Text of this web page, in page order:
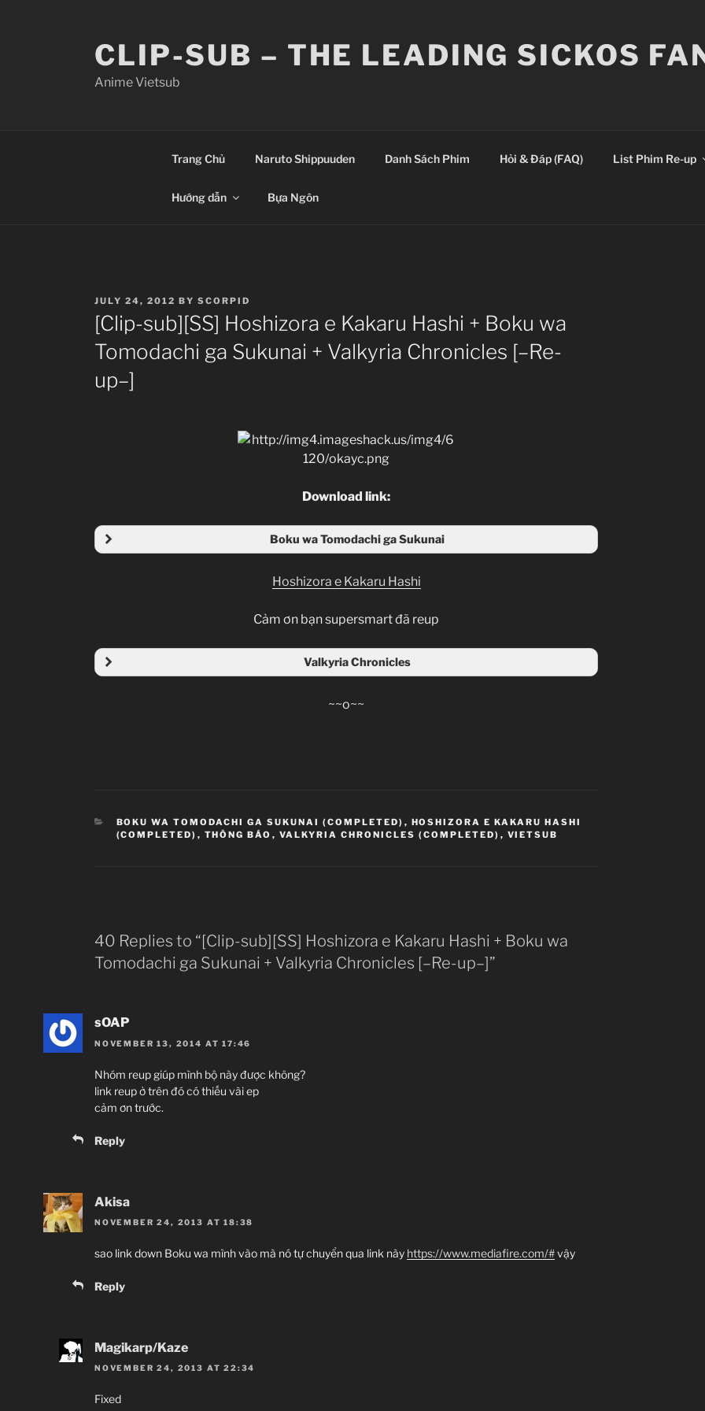
CLIP-SUB – THE LEADING SICKOS
Anime Vietsub
Trang Chủ Naruto Shippuuden Danh Sách Phim Hỏi & Đáp (FAQ) List Phim Re-up
Hướng dẫn Bựa Ngôn
POSTED
ON
JULY 24, 2012 BY SCORPID
[Clip-sub][SS] Hoshizora e Kakaru Hashi + Boku wa
Tomodachi ga Sukunai + Valkyria Chronicles [–Re-
up–]
Download link:
Boku wa Tomodachi ga Sukunai
Hoshizora e Kakaru Hashi
Cảm ơn bạn supersmart đã reup
Valkyria Chronicles
~~o~~
CATEGORIES
BOKU WA TOMODACHI GA SUKUNAI (COMPLETED) , HOSHIZORA E KAKARU HASHI
(COMPLETED) , THÔNG BÁO , VALKYRIA CHRONICLES (COMPLETED) , VIETSUB
40 Replies to “[Clip-sub][SS] Hoshizora e Kakaru Hashi + Boku wa
Tomodachi ga Sukunai + Valkyria Chronicles [–Re-up–]”
sOAP
NOVEMBER 13, 2014 AT 17:46
Nhóm reup giúp mình bộ này được không?
link reup ở trên đó có thiếu vài ep
cảm ơn trước.
Reply
Akisa
NOVEMBER 24, 2013 AT 18:38
sao link down Boku wa mình vào mà nó tự chuyển qua link này https://www.mediafire.com/#vậy
Reply
Magikarp/Kaze
NOVEMBER 24, 2013 AT 22:34
Fixed